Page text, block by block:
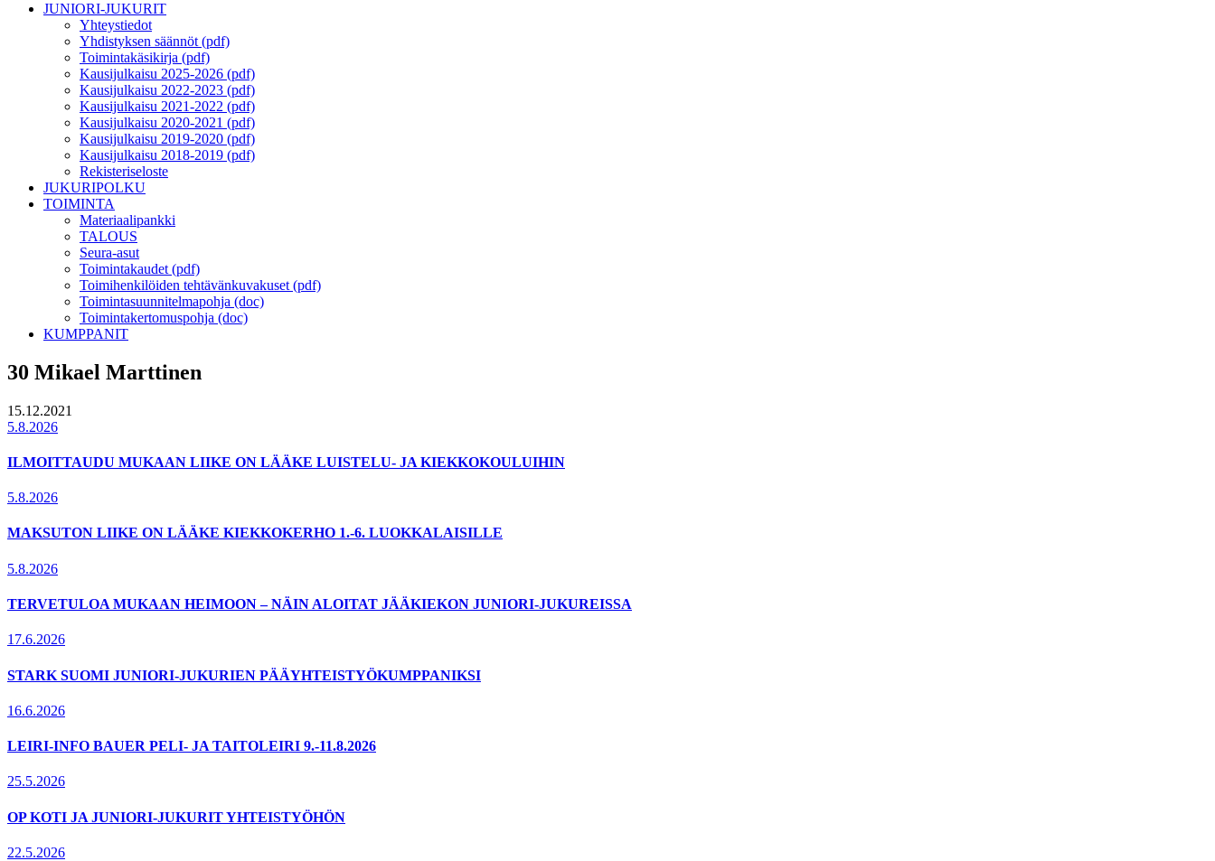
JUNIORI-JUKURIT
Yhteystiedot
Yhdistyksen säännöt (pdf)
Toimintakäsikirja (pdf)
Kausijulkaisu 2025-2026 (pdf)
Kausijulkaisu 2022-2023 (pdf)
Kausijulkaisu 2021-2022 (pdf)
Kausijulkaisu 2020-2021 (pdf)
Kausijulkaisu 2019-2020 (pdf)
Kausijulkaisu 2018-2019 (pdf)
Rekisteriseloste
JUKURIPOLKU
TOIMINTA
Materiaalipankki
TALOUS
Seura-asut
Toimintakaudet (pdf)
Toimihenkilöiden tehtävänkuvakuset (pdf)
Toimintasuunnitelmapohja (doc)
Toimintakertomuspohja (doc)
KUMPPANIT
30 Mikael Marttinen
15.12.2021
5.8.2026
ILMOITTAUDU MUKAAN LIIKE ON LÄÄKE LUISTELU- JA KIEKKOKOULUIHIN
5.8.2026
MAKSUTON LIIKE ON LÄÄKE KIEKKOKERHO 1.-6. LUOKKALAISILLE
5.8.2026
TERVETULOA MUKAAN HEIMOON – NÄIN ALOITAT JÄÄKIEKON JUNIORI-JUKUREISSA
17.6.2026
STARK SUOMI JUNIORI-JUKURIEN PÄÄYHTEISTYÖKUMPPANIKSI
16.6.2026
LEIRI-INFO BAUER PELI- JA TAITOLEIRI 9.-11.8.2026
25.5.2026
OP KOTI JA JUNIORI-JUKURIT YHTEISTYÖHÖN
22.5.2026